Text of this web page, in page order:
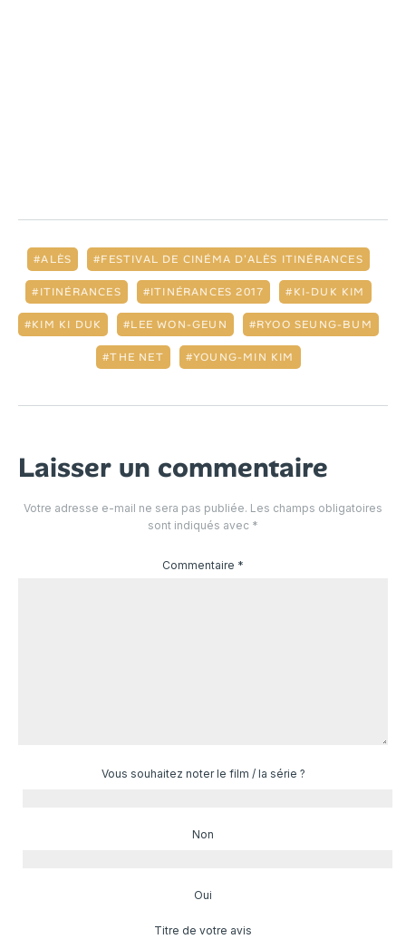
ALÈS FESTIVAL DE CINÉMA D'ALÈS ITINÉRANCES
ITINÉRANCES ITINÉRANCES 2017 KI-DUK KIM
KIM KI DUK LEE WON-GEUN RYOO SEUNG-BUM
THE NET YOUNG-MIN KIM
Laisser un commentaire
Votre adresse e-mail ne sera pas publiée. Les champs obligatoires
sont indiqués avec *
Commentaire *
Vous souhaitez noter le film / la série ?
Non
Oui
Titre de votre avis